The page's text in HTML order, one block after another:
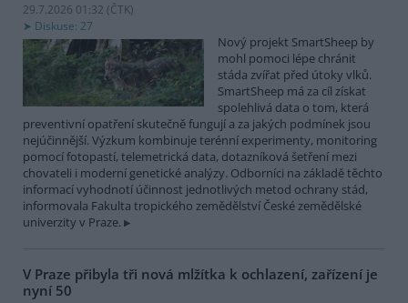
29.7.2026 01:32 (ČTK)
Diskuse: 27
Nový projekt SmartSheep by
mohl pomoci lépe chránit
stáda zvířat před útoky vlků.
SmartSheep má za cíl získat
spolehlivá data o tom, která
preventivní opatření skutečně fungují a za jakých podmínek jsou
nejúčinnější. Výzkum kombinuje terénní experimenty, monitoring
pomocí fotopastí, telemetrická data, dotazníková šetření mezi
chovateli i moderní genetické analýzy. Odborníci na základě těchto
informací vyhodnotí účinnost jednotlivých metod ochrany stád,
informovala Fakulta tropického zemědělství České zemědělské
univerzity v Praze.
V Praze přibyla tři nová mlžítka k ochlazení, zařízení je
nyní 50